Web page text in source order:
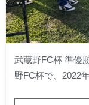
武蔵野FC杯 準優
野FC杯で、2022